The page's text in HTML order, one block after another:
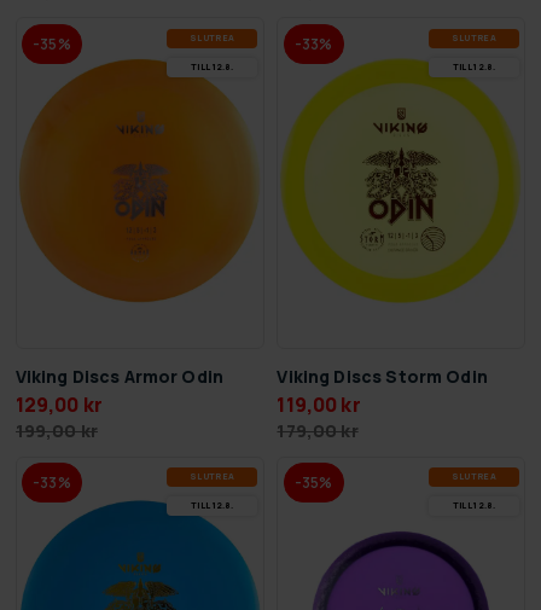
-35% SLUT­REA
TILL 12.8.
Viking Discs Armor Odin
129,00 kr
199,00 kr
-33% SLUT­REA
TILL 12.8.
Viking Discs Storm Odin
119,00 kr
179,00 kr
-33% SLUT­REA
TILL 12.8.
-35% SLUT­REA
TILL 12.8.